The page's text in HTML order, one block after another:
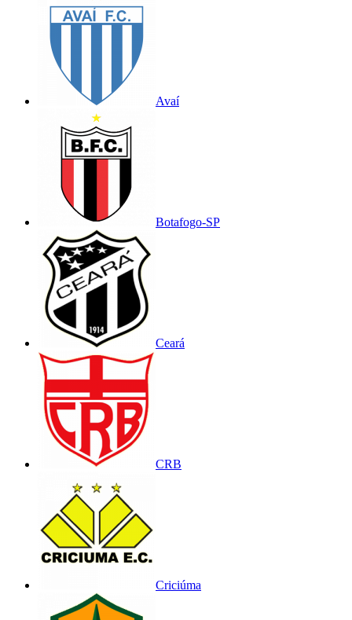
Avaí
Botafogo-SP
Ceará
CRB
Criciúma